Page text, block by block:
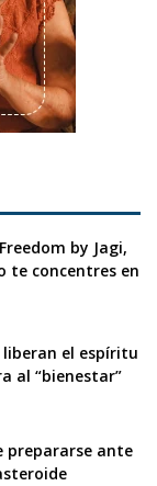
by Jagi,
te concentres en
liberan el espíritu
al “bienestar”
prepararse ante